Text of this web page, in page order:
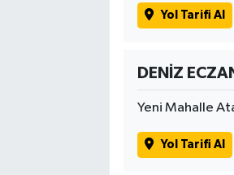
Yol Tarifi Al
DENİZ
Yeni Mahalle
Yol Tarifi Al